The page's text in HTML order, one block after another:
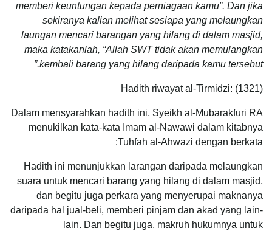
memberi keuntungan kepada perniagaan kamu”. Dan jika
sekiranya kalian melihat sesiapa yang melaungkan
laungan mencari barangan yang hilang di dalam masjid,
maka katakanlah, “Allah SWT tidak akan memulangkan
kembali barang yang hilang daripada kamu tersebut.”
Hadith riwayat al-Tirmidzi: (1321)
Dalam mensyarahkan hadith ini, Syeikh al-Mubarakfuri RA
menukilkan kata-kata Imam al-Nawawi dalam kitabnya
Tuhfah al-Ahwazi dengan berkata:
Hadith ini menunjukkan larangan daripada melaungkan
suara untuk mencari barang yang hilang di dalam masjid,
dan begitu juga perkara yang menyerupai maknanya
daripada hal jual-beli, memberi pinjam dan akad yang lain-
lain. Dan begitu juga, makruh hukumnya untuk